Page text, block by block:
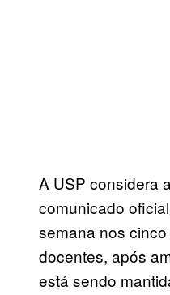
A USP considera
comunicado
semana nos
docentes, após
está sendo